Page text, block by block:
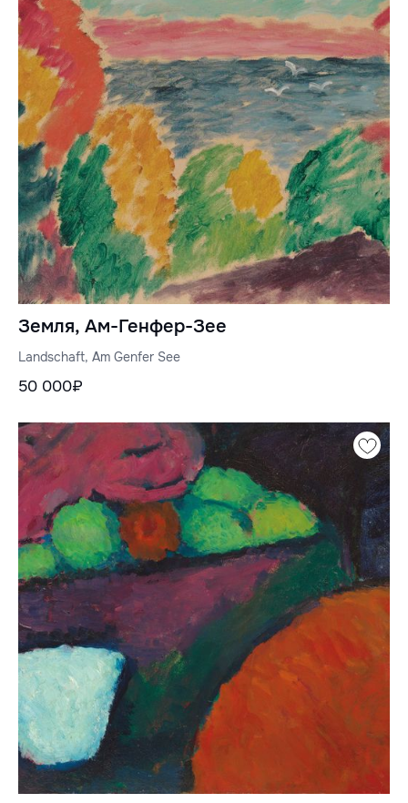
Земля, Ам-Генфер-Зее
Landschaft, Am Genfer See
50 000₽